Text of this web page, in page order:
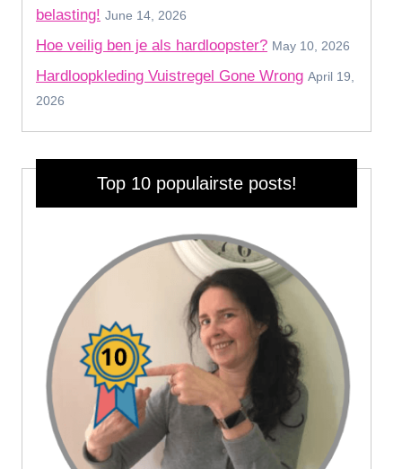
belasting! June 14, 2026
Hoe veilig ben je als hardloopster? May 10, 2026
Hardloopkleding Vuistregel Gone Wrong April 19,
2026
Top 10 populairste posts!